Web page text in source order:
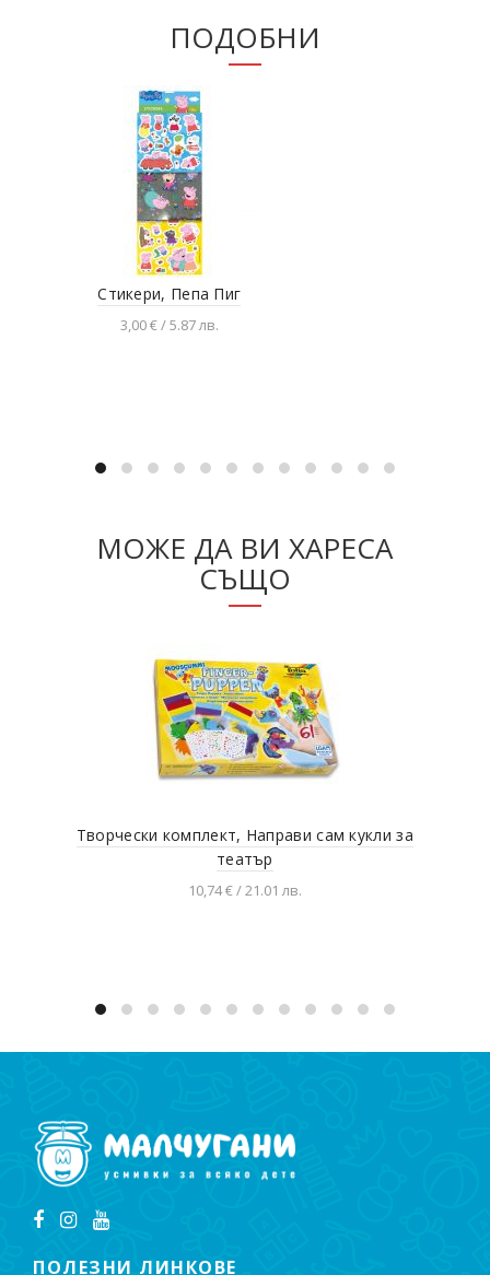
ПОДОБНИ
Стикери, Пепа Пиг
3,00 € / 5.87 лв.
МОЖЕ ДА ВИ ХАРЕСА
СЪЩО
Творчески комплект, Направи сам кукли за
театър
10,74 € / 21.01 лв.
ПОЛЕЗНИ ЛИНКОВЕ